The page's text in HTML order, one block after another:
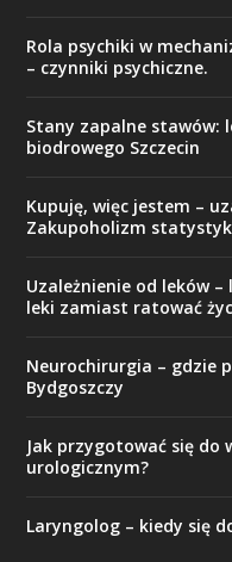
Rola psychiki w
– czynniki psychiczne.
Stany zapalne stawów:
biodrowego Szczecin
Kupuję, więc jestem –
Zakupoholizm
Uzależnienie od leków
leki zamiast ratować
Neurochirurgia – gdzie
Bydgoszczy
Jak przygotować się do
urologicznym?
Laryngolog – kiedy się